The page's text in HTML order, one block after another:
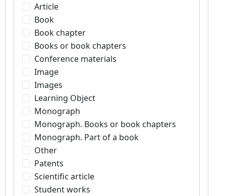
Article
Book
Book chapter
Books or book chapters
Conference materials
Image
Images
Learning Object
Monograph
Monograph. Books or book chapters
Monograph. Part of a book
Other
Patents
Scientific article
Student works